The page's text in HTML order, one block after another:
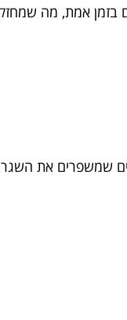
בזמן אמת, מה
שמשפרים את